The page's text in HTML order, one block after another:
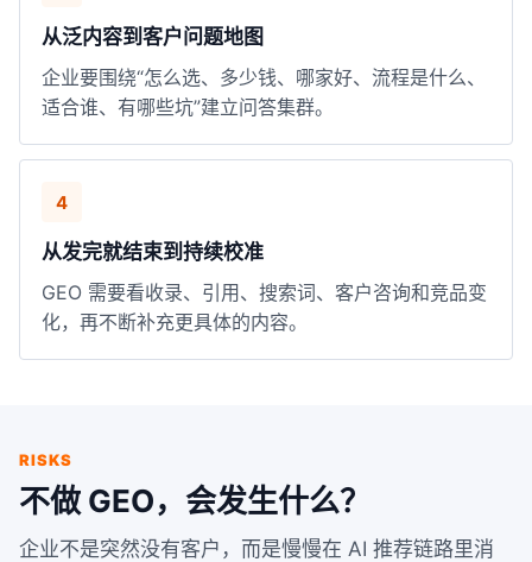
从泛内容到客户问题地图
企业要围绕“怎么选、多少钱、哪家好、流程是什么、
适合谁、有哪些坑”建立问答集群。
4
从发完就结束到持续校准
GEO 需要看收录、引用、搜索词、客户咨询和竞品变
化，再不断补充更具体的内容。
RISKS
不做 GEO，会发生什么？
企业不是突然没有客户，而是慢慢在 AI 推荐链路里消